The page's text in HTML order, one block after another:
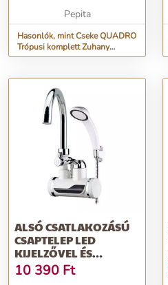
Pepita
Hasonlók, mint Cseke QUADRO
Trópusi komplett Zuhany
csaptelep esőztetővel és kéz...
ALSÓ CSATLAKOZÁSÚ
CSAPTELEP LED
KIJELZŐVEL ÉS
TUSRÓZSÁVAL
10 390 Ft